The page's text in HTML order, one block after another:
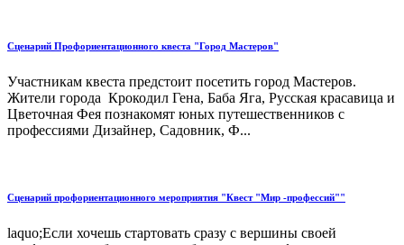
Сценарий Профориентационного квеста "Город Мастеров"
Участникам квеста предстоит посетить город Мастеров.
Жители города Крокодил Гена, Баба Яга, Русская красавица и
Цветочная Фея познакомят юных путешественников с
профессиями Дизайнер, Садовник, Ф...
Сценарий профориентационного мероприятия "Квест "Мир -профессий""
laquo;Если хочешь стартовать сразу с вершины своей